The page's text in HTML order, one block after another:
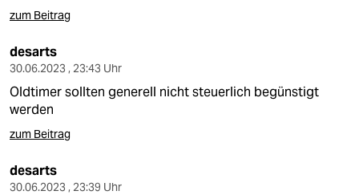
zum Beitrag
desarts
30.06.2023 , 23:43 Uhr
Oldtimer sollten generell nicht steuerlich begünstigt
werden
zum Beitrag
desarts
30.06.2023 , 23:39 Uhr